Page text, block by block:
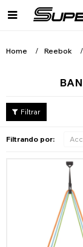

Home Reebok
Filtrando por: